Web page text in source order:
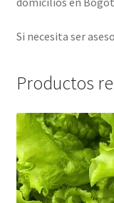
Si necesita ser
Productos